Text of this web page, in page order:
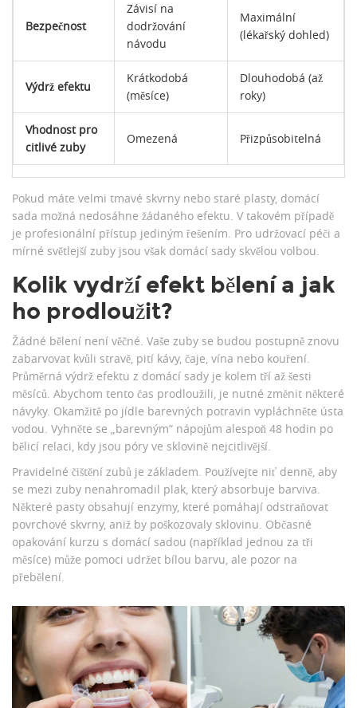
Bezpečnost
Závisí na
dodržování
návodu
Maximální
(lékařský dohled)
Výdrž efektu
Krátkodobá
(měsíce)
Dlouhodobá (až
roky)
Vhodnost pro
citlivé zuby
Omezená Přizpůsobitelná
Pokud máte velmi tmavé skvrny nebo staré plasty, domácí
sada možná nedosáhne žádaného efektu. V takovém případě
je profesionální přístup jediným řešením. Pro udržovací péči a
mírné světlejší zuby jsou však domácí sady skvělou volbou.
Kolik vydrží efekt bělení a jak
ho prodloužit?
Žádné bělení není věčné. Vaše zuby se budou postupně znovu
zabarvovat kvůli stravě, pití kávy, čaje, vína nebo kouření.
Průměrná výdrž efektu z domácí sady je kolem tří až šesti
měsíců. Abychom tento čas prodloužili, je nutné změnit některé
návyky. Okamžitě po jídle barevných potravin vypláchněte ústa
vodou. Vyhněte se „barevným“ nápojům alespoň 48 hodin po
bělicí relaci, kdy jsou póry ve sklovině nejcitlivější.
Pravidelné čištění zubů je základem. Používejte niť denně, aby
se mezi zuby nenahromadil plak, který absorbuje barviva.
Některé pasty obsahují enzymy, které pomáhají odstraňovat
povrchové skvrny, aniž by poškozovaly sklovinu. Občasné
opakování kurzu s domácí sadou (například jednou za tři
měsíce) může pomoci udržet bílou barvu, ale pozor na
přebělení.